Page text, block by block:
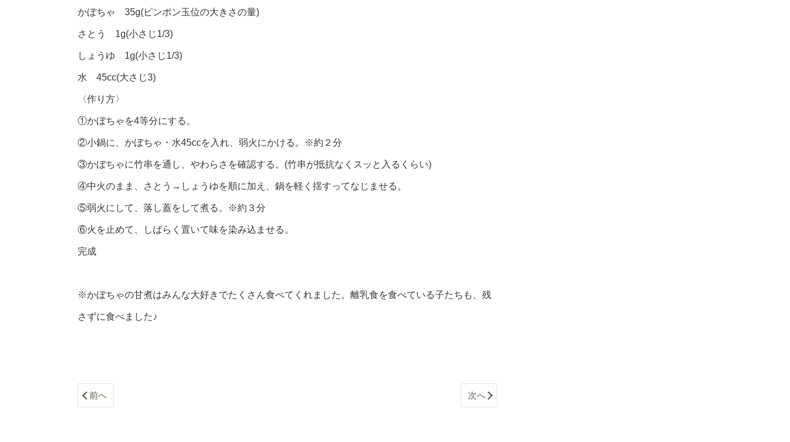
かぼちゃ 35g(ピンポン玉位の大きさの量)
さとう 1g(小さじ1/3)
しょうゆ 1g(小さじ1/3)
水 45cc(大さじ3)
〈作り方〉
①かぼちゃを4等分にする。
②小鍋に、かぼちゃ・水45ccを入れ、弱火にかける。※約２分
③かぼちゃに竹串を通し、やわらさを確認する。(竹串が抵抗なくスッと入るくらい)
④中火のまま、さとう→しょうゆを順に加え、鍋を軽く揺すってなじませる。
⑤弱火にして、落し蓋をして煮る。※約３分
⑥火を止めて、しばらく置いて味を染み込ませる。
完成
※かぼちゃの甘煮はみんな大好きでたくさん食べてくれました。離乳食を食べている子たちも、残
さずに食べました♪
前へ 次へ